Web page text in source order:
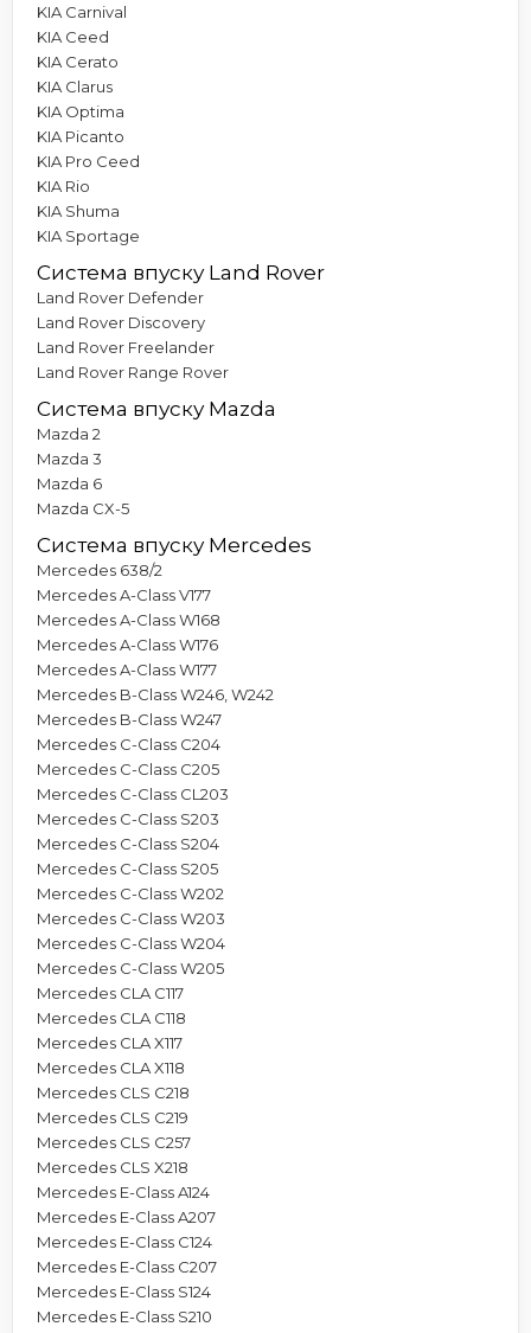
KIA Carnival
KIA Ceed
KIA Cerato
KIA Clarus
KIA Optima
KIA Picanto
KIA Pro Ceed
KIA Rio
KIA Shuma
KIA Sportage
Система впуску Land Rover
Land Rover Defender
Land Rover Discovery
Land Rover Freelander
Land Rover Range Rover
Система впуску Mazda
Mazda 2
Mazda 3
Mazda 6
Mazda CX-5
Система впуску Mercedes
Mercedes 638/2
Mercedes A-Class V177
Mercedes A-Class W168
Mercedes A-Class W176
Mercedes A-Class W177
Mercedes B-Class W246, W242
Mercedes B-Class W247
Mercedes C-Class C204
Mercedes C-Class C205
Mercedes C-Class CL203
Mercedes C-Class S203
Mercedes C-Class S204
Mercedes C-Class S205
Mercedes C-Class W202
Mercedes C-Class W203
Mercedes C-Class W204
Mercedes C-Class W205
Mercedes CLA C117
Mercedes CLA C118
Mercedes CLA X117
Mercedes CLA X118
Mercedes CLS C218
Mercedes CLS C219
Mercedes CLS C257
Mercedes CLS X218
Mercedes E-Class A124
Mercedes E-Class A207
Mercedes E-Class C124
Mercedes E-Class C207
Mercedes E-Class S124
Mercedes E-Class S210